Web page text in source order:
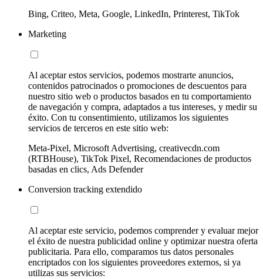
Bing, Criteo, Meta, Google, LinkedIn, Printerest, TikTok
Marketing
Al aceptar estos servicios, podemos mostrarte anuncios,
contenidos patrocinados o promociones de descuentos para
nuestro sitio web o productos basados en tu comportamiento
de navegación y compra, adaptados a tus intereses, y medir su
éxito. Con tu consentimiento, utilizamos los siguientes
servicios de terceros en este sitio web:
Meta-Pixel, Microsoft Advertising, creativecdn.com
(RTBHouse), TikTok Pixel, Recomendaciones de productos
basadas en clics, Ads Defender
Conversion tracking extendido
Al aceptar este servicio, podemos comprender y evaluar mejor
el éxito de nuestra publicidad online y optimizar nuestra oferta
publicitaria. Para ello, comparamos tus datos personales
encriptados con los siguientes proveedores externos, si ya
utilizas sus servicios: